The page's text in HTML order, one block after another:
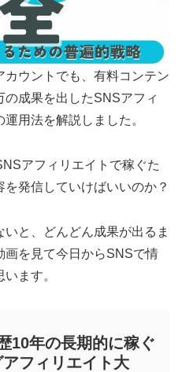
ウントでも、有料コンテン
成果を出したSNSアフィ
用法を解説しました。
アフィリエイトで稼ぐた
発信していけばいいのか？
と、どんどん成果が出るま
画を見て今日からSNSで情
ます。
年の長期的に稼ぐ
フィリエイト大